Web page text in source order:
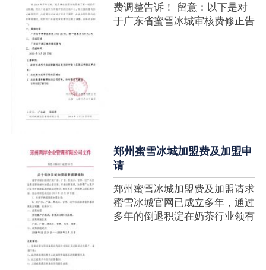
费调整告诉！ 留意：以下是对
于广东省蜜雪冰城审核费修正告
郑州蜜雪冰城加盟费及加盟申
请
郑州蜜雪冰城加盟费及加盟请求
蜜雪冰城官网已成立多年，通过
多年的倒退积淀在奶茶行业领有